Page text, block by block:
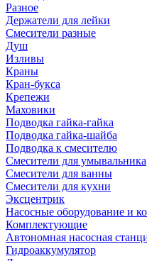
Разное
Держатели для лейки
Смесители разные
Душ
Изливы
Краны
Кран-букса
Крепежи
Маховики
Подводка гайка-гайка
Подводка гайка-шайба
Подводка к смесителю
Смесители для умывальника
Смесители для ванны
Смесители для кухни
Эксцентрик
Насосные оборудование и
Комплектующие
Автономная насосная
Гидроаккумулятор